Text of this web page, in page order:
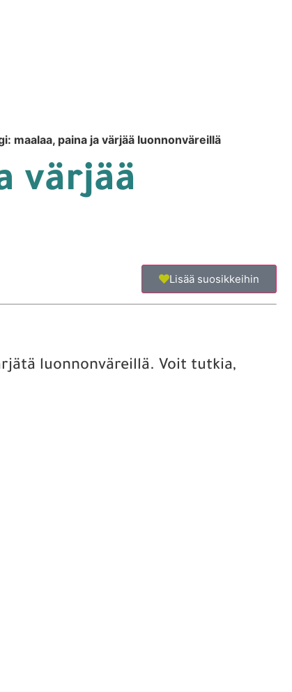
maalaa, paina ja värjää luonnonväreillä
värjää
Lisää suosikkeihin
luonnonväreillä. Voit tutkia,